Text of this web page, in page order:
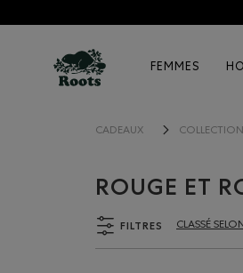
FEMMES
CADEAUX
ROUGE ET
FILTRES
ClassÃ© selon
CLASSÉ